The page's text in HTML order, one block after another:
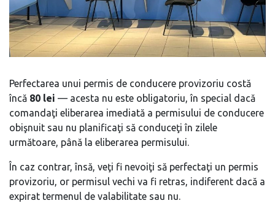
Perfectarea unui permis de conducere provizoriu costă
încă 80 lei — acesta nu este obligatoriu, în special dacă
comandaţi eliberarea imediată a permisului de conducere
obişnuit sau nu planificaţi să conduceţi în zilele
următoare, până la eliberarea permisului.
În caz contrar, însă, veţi fi nevoiţi să perfectaţi un permis
provizoriu, or permisul vechi va fi retras, indiferent dacă a
expirat termenul de valabilitate sau nu.